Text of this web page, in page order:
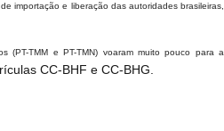
importação e liberação das autoridades brasileiras,
(PT-TMM e PT-TMN) voaram muito pouco para a
CC-BHF e CC-BHG